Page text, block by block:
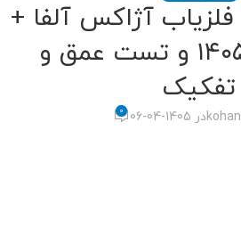
آژاکس آلفا +
قیمت روز ۱۴۰۵ و تست عمق و
تفکیک
در 1405-04-06 0